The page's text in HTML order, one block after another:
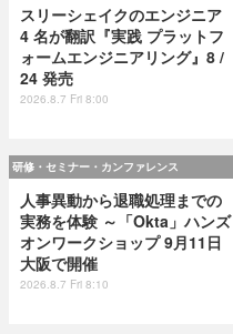
スリーシェイクのエンジニア
4 名が翻訳『実践 プラットフ
ォームエンジニアリング』8 /
24 発売
2026.8.7 Fri 8:00
研修・セミナー・カンファレンス
人事異動から退職処理までの
実務を体験 ～「Okta」ハンズ
オンワークショップ 9月11日
大阪で開催
2026.8.7 Fri 8:10